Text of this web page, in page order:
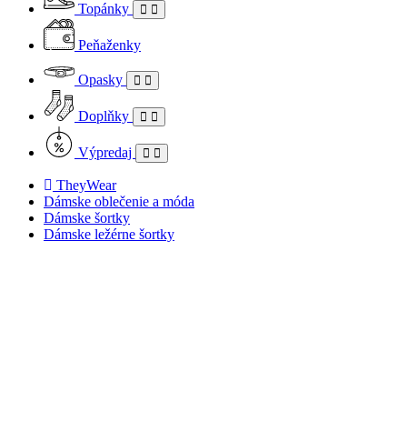
Topánky
Peňaženky
Opasky
Doplňky
Výpredaj
TheyWear
Dámske oblečenie a móda
Dámske šortky
Dámske ležérne šortky